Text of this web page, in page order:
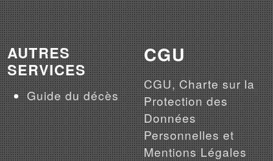
AUTRES
SERVICES
Guide du décès
CGU
CGU, Charte sur la
Protection des
Données
Personnelles et
Mentions Légales